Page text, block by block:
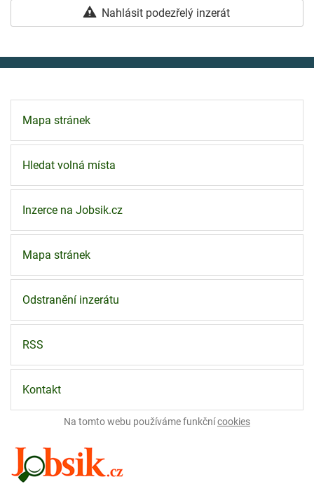
Nahlásit podezřelý inzerát
Mapa stránek
Hledat volná místa
Inzerce na Jobsik.cz
Mapa stránek
Odstranění inzerátu
RSS
Kontakt
Na tomto webu používáme funkčnícookies